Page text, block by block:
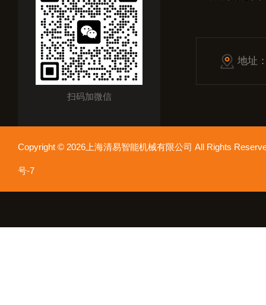
扫码加微信
地址
Copyright © 2026上海清易智能机械有限公司 All Rights
号-7